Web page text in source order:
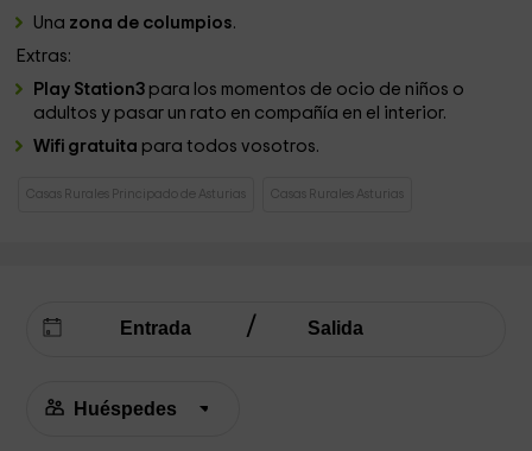
Una zona de columpios.
Extras:
Play Station3 para los momentos de ocio de niños o
adultos y pasar un rato en compañía en el interior.
Wifi gratuita para todos vosotros.
Casas Rurales Principado de Asturias Casas Rurales Asturias